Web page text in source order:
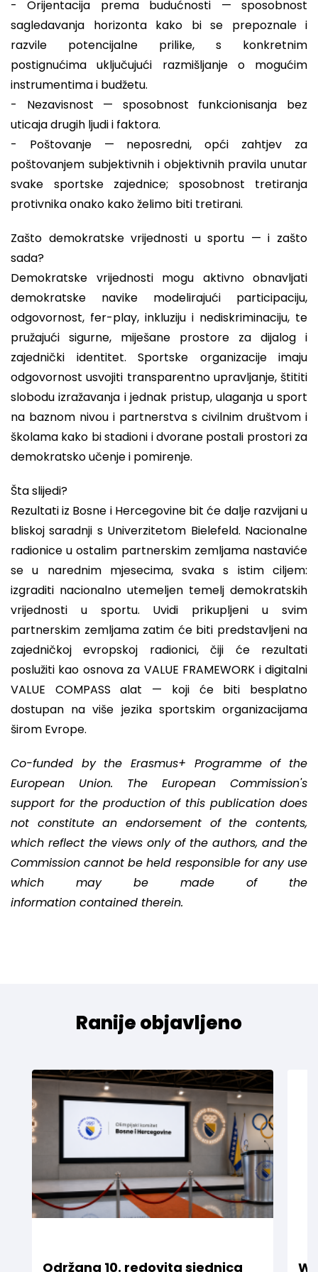
- Orijentacija prema budućnosti — sposobnost
sagledavanja horizonta kako bi se prepoznale i
razvile potencijalne prilike, s konkretnim
postignućima uključujući razmišljanje o mogućim
instrumentima i budžetu.
- Nezavisnost — sposobnost funkcionisanja bez
uticaja drugih ljudi i faktora.
- Poštovanje — neposredni, opći zahtjev za
poštovanjem subjektivnih i objektivnih pravila unutar
svake sportske zajednice; sposobnost tretiranja
protivnika onako kako želimo biti tretirani.
Zašto demokratske vrijednosti u sportu — i zašto
sada?
Demokratske vrijednosti mogu aktivno obnavljati
demokratske navike modelirajući participaciju,
odgovornost, fer-play, inkluziju i nediskriminaciju, te
pružajući sigurne, miješane prostore za dijalog i
zajednički identitet. Sportske organizacije imaju
odgovornost usvojiti transparentno upravljanje, štititi
slobodu izražavanja i jednak pristup, ulaganja u sport
na baznom nivou i partnerstva s civilnim društvom i
školama kako bi stadioni i dvorane postali prostori za
demokratsko učenje i pomirenje.
Šta slijedi?
Rezultati iz Bosne i Hercegovine bit će dalje razvijani u
bliskoj saradnji s Univerzitetom Bielefeld. Nacionalne
radionice u ostalim partnerskim zemljama nastaviće
se u narednim mjesecima, svaka s istim ciljem:
izgraditi nacionalno utemeljen temelj demokratskih
vrijednosti u sportu. Uvidi prikupljeni u svim
partnerskim zemljama zatim će biti predstavljeni na
zajedničkoj evropskoj radionici, čiji će rezultati
poslužiti kao osnova za VALUE FRAMEWORK i digitalni
VALUE COMPASS alat — koji će biti besplatno
dostupan na više jezika sportskim organizacijama
širom Evrope.
Co-funded by the Erasmus+ Programme of the
European Union. The European Commission's
support for the production of this publication does
not constitute an endorsement of the contents,
which reflect the views only of the authors, and the
Commission cannot be held responsible for any use
which may be made of the
information contained therein.
Ranije objavljeno
Održana 10. redovita sjednica